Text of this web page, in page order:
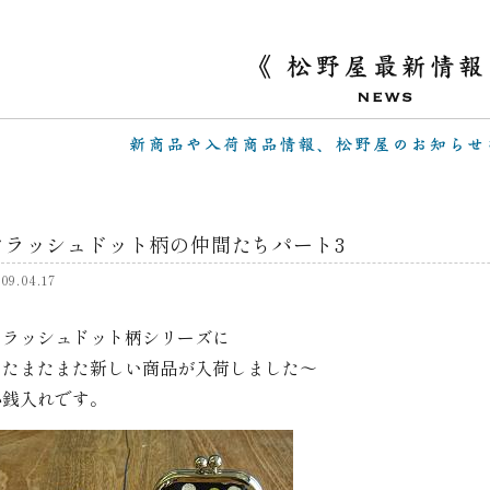
ラッシュドット柄の仲間たちパート3
ッシュドット柄シリーズに
またまた新しい商品が入荷しました～
入れです。